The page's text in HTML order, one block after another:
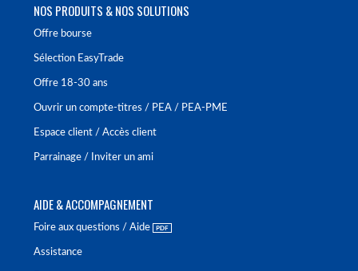
NOS PRODUITS & NOS SOLUTIONS
Offre bourse
Sélection EasyTrade
Offre 18-30 ans
Ouvrir un compte-titres / PEA / PEA-PME
Espace client / Accès client
Parrainage / Inviter un ami
AIDE & ACCOMPAGNEMENT
Foire aux questions / Aide
Assistance